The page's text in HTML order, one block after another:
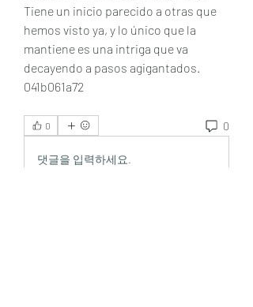
Tiene un inicio parecido a otras que
hemos visto ya, y lo único que la
mantiene es una intriga que va
decayendo a pasos agigantados.
041b061a72
0 0
댓글을 입력하세요.